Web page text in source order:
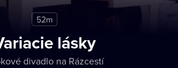
52m
lásky
divadlo na Rázcestí